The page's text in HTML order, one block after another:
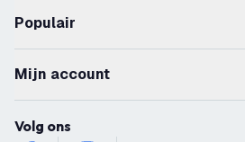
Populair
Mijn account
Volg ons